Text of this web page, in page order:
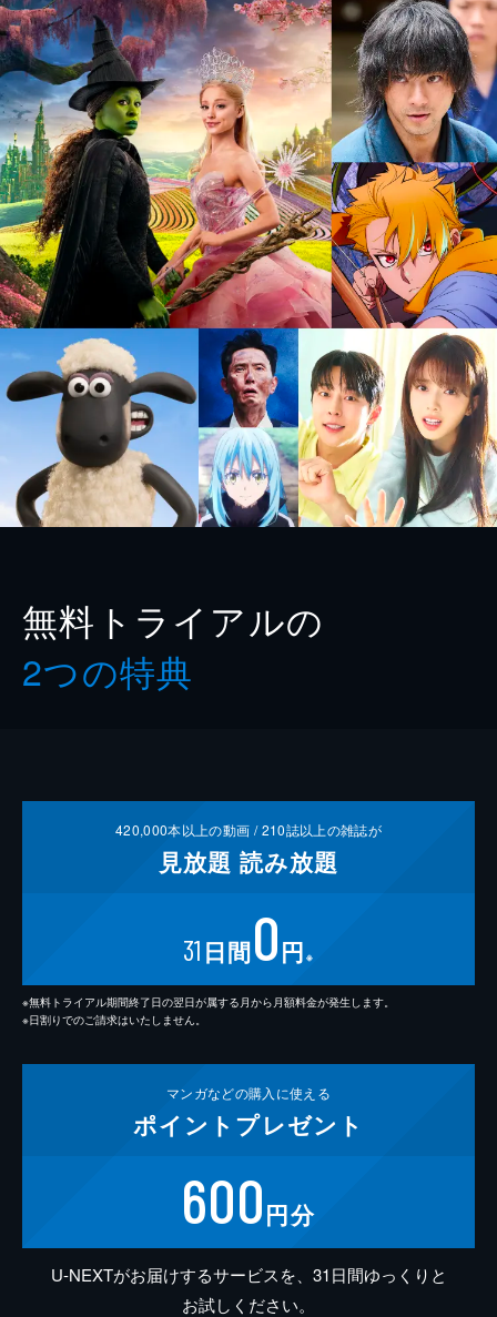
無料トライアルの
2つの特典
420,000本以上の動画 /210誌以上の雑誌が
見放題 読み放題
31 日間0円 ※
※無料トライアル期間終了日の翌日が属する月から月額料金が発生します。
※日割りでのご請求はいたしません。
マンガなどの購入に使える
ポイント プレゼント
600円分
U-NEXTがお届けするサービスを、31日間ゆっくりと
お試しください。